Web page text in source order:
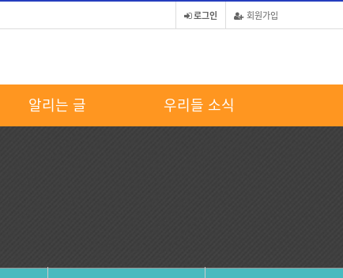
회원가입
로그인
알리는 글 우리들 소식